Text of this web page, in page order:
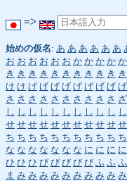
=>
始めの仮名: あ あ あ あ あ あ
お お お お お お か か か か か
き き き き き き き き き き き
け け げ げ げ げ げ げ げ げ げ
さ さ さ さ さ さ さ さ さ さ ざ
し し し し し し し し し し し
せ せ せ せ せ せ せ せ せ せ せ
ち ち ち ち ち ち ち ち ち ち ち
な な な な な な な に に に に
ひ ひ ひ び び び び び ふ ふ ふ
ま み み み み み み み み み み